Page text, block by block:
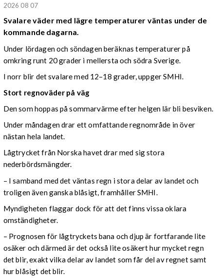
2026 08 07
Svalare väder med lägre temperaturer väntas under de
kommande dagarna.
Under lördagen och söndagen beräknas temperaturer på
omkring runt 20 grader i mellersta och södra Sverige.
I norr blir det svalare med 12–18 grader, uppger SMHI.
Stort regnoväder på väg
Den som hoppas på sommarvärme efter helgen lär bli besviken.
Under måndagen drar ett omfattande regnområde in över
nästan hela landet.
Lågtrycket från Norska havet drar med sig stora
nederbördsmängder.
– I samband med det väntas regn i stora delar av landet och
troligen även ganska blåsigt, framhåller SMHI.
Myndigheten flaggar dock för att det finns vissa oklara
omständigheter.
– Prognosen för lågtryckets bana och djup är fortfarande lite
osäker och därmed är det också lite osäkert hur mycket regn
det blir, exakt vilka delar av landet som får del av regnet samt
hur blåsigt det blir.